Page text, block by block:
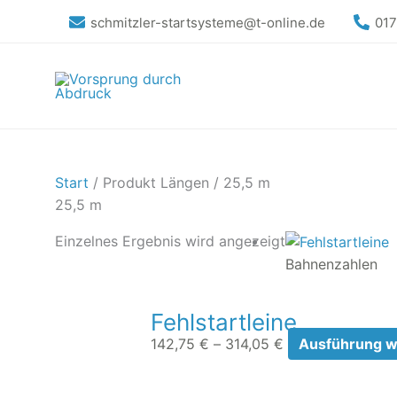
schmitzler-startsysteme@t-online.de
Start / Produkt Längen / 25,5 m
25,5 m
Einzelnes Ergebnis wird angezeigt
Bahnenzahlen
Fehlstartleine
142,75 € – 314,05 €
Preisspanne:
142,75 €
Ausführung